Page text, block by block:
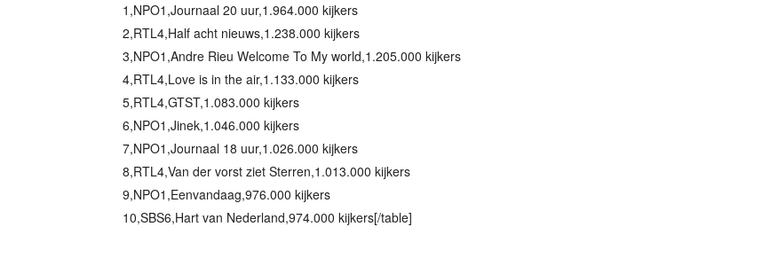
1,NPO1,Journaal 20 uur,1.964.000 kijkers
2,RTL4,Half acht nieuws,1.238.000 kijkers
3,NPO1,Andre Rieu Welcome To My world,1.205.000 kijkers
4,RTL4,Love is in the air,1.133.000 kijkers
5,RTL4,GTST,1.083.000 kijkers
6,NPO1,Jinek,1.046.000 kijkers
7,NPO1,Journaal 18 uur,1.026.000 kijkers
8,RTL4,Van der vorst ziet Sterren,1.013.000 kijkers
9,NPO1,Eenvandaag,976.000 kijkers
10,SBS6,Hart van Nederland,974.000 kijkers[/table]